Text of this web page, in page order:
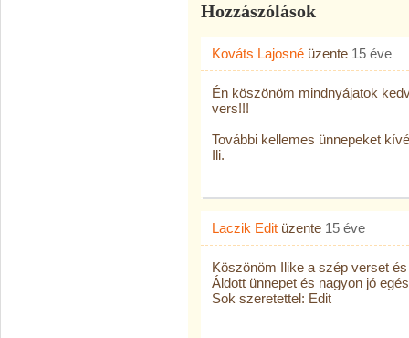
Hozzászólások
Kováts Lajosné üzente 15 éve
Én köszönöm mindnyájatok
vers!!!
További kellemes ünnepeket
Ili.
Laczik Edit üzente 15 éve
Köszönöm Ilike a szép verset
Áldott ünnepet és nagyon jó
Sok szeretettel: Edit